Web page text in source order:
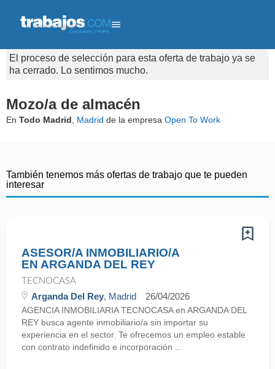
El proceso de selección para esta oferta de trabajo ya se
ha cerrado. Lo sentimos mucho.
Mozo/a de almacén
En Todo Madrid Madrid de la empresa Open To Work
También tenemos más ofertas de trabajo que te pueden
interesar
ASESOR/A INMOBILIARIO/A
EN ARGANDA DEL REY
TECNOCASA
Arganda Del Rey, Madrid 26/04/2026
AGENCIA INMOBILIARIA TECNOCASA en ARGANDA DEL
REY busca agente inmobiliario/a sin importar su
experiencia en el sector. Te ofrecemos un empleo estable
con contrato indefinido e incorporación ...